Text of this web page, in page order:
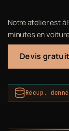
Notre atelier est à
minutes en
Devis gratuit
Récup.